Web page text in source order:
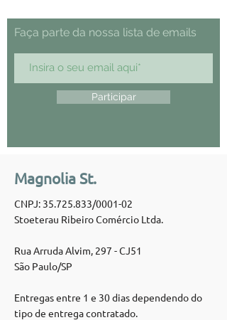
Faça parte da nossa lista de emails
Participar
Magnolia St.
CNPJ: 35.725.833/0001-02
Stoeterau Ribeiro Comércio Ltda.
Rua Arruda Alvim, 297 - CJ51
São Paulo/SP
Entregas entre 1 e 30 dias dependendo do
tipo de entrega contratado.